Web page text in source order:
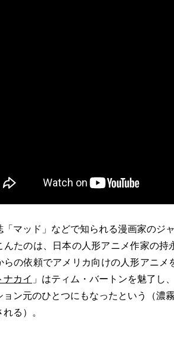
マッド」などで知られる漫画家のジ
んたのは、日本の人形アニメ作家の
らの依頼でアメリカ向けの人形アニ
ナカイ 」はティム・バートンを魅了し
ョン元のひとつにもなったという（濃
る）。